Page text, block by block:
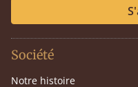
Société
Notre histoire